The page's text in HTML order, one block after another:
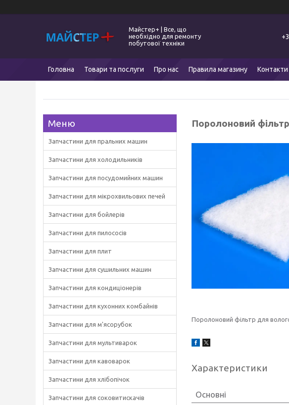
Майстер+ | Все, що
необхідно для ремонту
побутової техніки
Головна Товари та послуги Про нас Правила магазину Контакти
Поролоновий
Поролоновий фільтр для
Характеристики
Основні
Запчастини для пральних машин
Запчастини для холодильників
Запчастини для посудомийних машин
Запчастини для мікрохвильових печей
Запчастини для бойлерів
Запчастини для пилососів
Запчастини для плит
Запчастини для сушильних машин
Запчастини для кондиціонерів
Запчастини для кухонних комбайнів
Запчастини для м'ясорубок
Запчастини для мультиварок
Запчастини для кавоварок
Запчастини для хлібопічок
Запчастини для соковитискачів